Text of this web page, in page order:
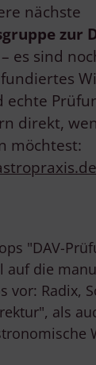
nächste
zur
es sind
echte
direkt,
möchtest:
"DAV-
auf die
vor: Radix,
als